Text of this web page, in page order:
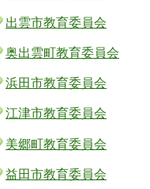
出雲市教育委員会
奥出雲町教育委員会
浜田市教育委員会
江津市教育委員会
美郷町教育委員会
益田市教育委員会